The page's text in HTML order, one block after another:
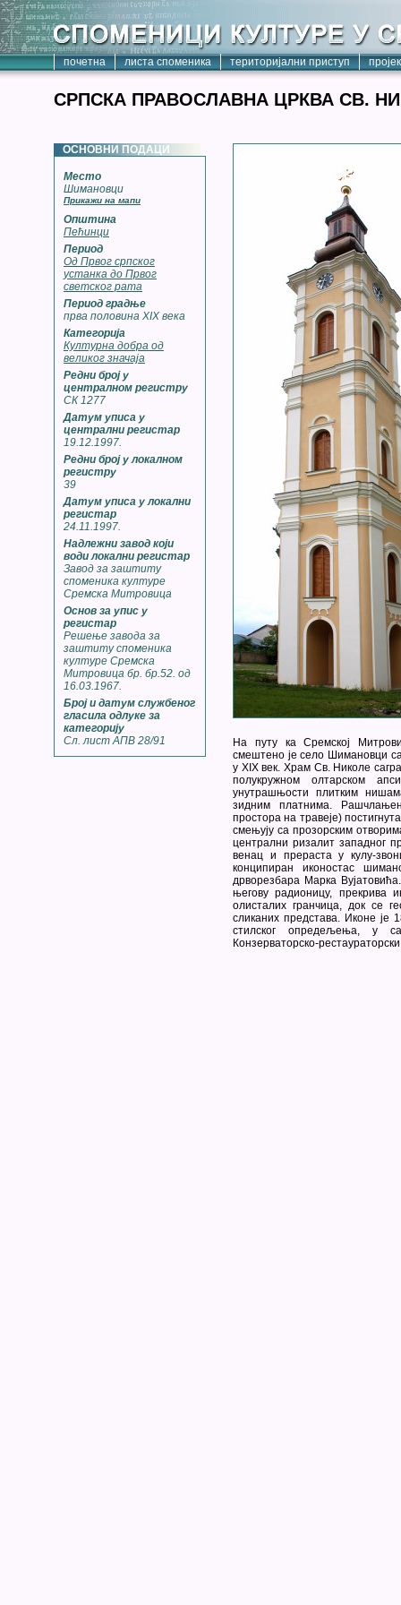
почетна листа споменика територијални приступ
СРПСКА ПРАВОСЛАВНА ЦРКВА СВ.
ОСНОВНИ ПОДАЦИ
Место
Шимановци
Прикажи на мапи
Општина
Пећинци
Период
Од Првог српског
устанка до Првог
светског рата
Период градње
прва половина XIX века
Категорија
Културна добра од
великог значаја
Редни број у
централном регистру
СК 1277
Датум уписа у
централни регистар
19.12.1997.
Редни број у локалном
регистру
39
Датум уписа у локални
регистар
24.11.1997.
Надлежни завод који
води локални регистар
Завод за заштиту
споменика културе
Сремска Митровица
Основ за упис у
регистар
Решење завода за
заштиту споменика
културе Сремска
Митровица бр. бр.52. од
16.03.1967.
Број и датум службеног
гласила одлуке за
категорију
Сл. лист АПВ 28/91
На путу ка Сремској
смештено је село Шимановци
у XIX век. Храм Св. Николе
полукружном олтарском
унутрашњости плитким
зидним платнима.
простора на травеје)
смењују са прозорским
централни ризалит западног
венац и прераста у кулу-
конципиран иконостас
дрворезбара Марка
његову радионицу, прекрива
олисталих гранчица, док се
сликаних представа. Иконе је
стилског опредељења, у
Конзерваторско-